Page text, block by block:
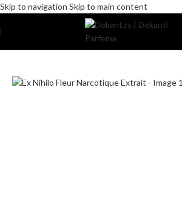
Skip to navigation Skip to main content
Komercijalno